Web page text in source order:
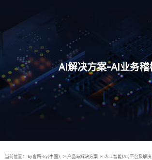
AI解决方案-AI业务稽
当前位置： ky官网-ky(中国), > 产品与解决方案 > 人工智能(AI)平台及解决